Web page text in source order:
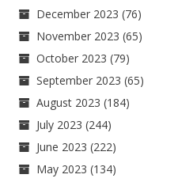
December 2023 (76)
November 2023 (65)
October 2023 (79)
September 2023 (65)
August 2023 (184)
July 2023 (244)
June 2023 (222)
May 2023 (134)